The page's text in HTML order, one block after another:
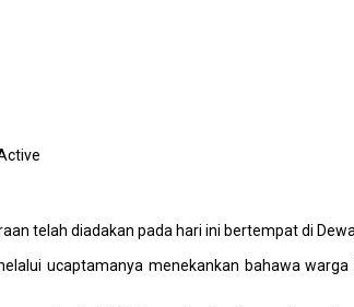
telah diadakan pada hari ini bertempat di
ucaptamanya menekankan bahawa